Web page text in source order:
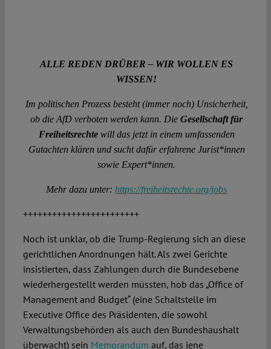
ALLE REDEN DRÜBER – WIR WOLLEN ES
WISSEN!
Im politischen Prozess besteht (immer noch) Unsicherheit,
ob die AfD verboten werden kann. Die Gesellschaft für
Freiheitsrechte will das jetzt in einem umfassenden
Gutachten klären und sucht dafür erfahrene Jurist*innen
sowie Expert*innen.
Mehr dazu unter: https://freiheitsrechte.org/jobs
++++++++++++++++++++++++
Noch ist unklar, ob die Trump-Regierung sich an diese
gerichtlichen Anordnungen hält. Als zwei Gerichte
insistierten, dass Zahlungen durch die Bundesebene
wiederhergestellt werden müssten, hob das „Office of
Management and Budget“ (eine Schaltstelle im
Executive Office des Präsidenten, die sowohl
Verwaltungsbehörden als auch den Bundeshaushalt
überwacht) sein Memorandum auf, das jene